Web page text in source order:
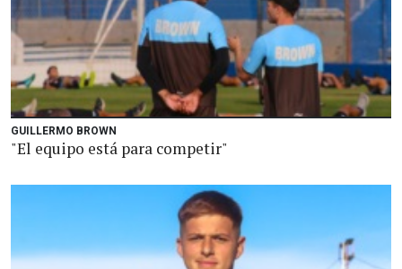
GUILLERMO BROWN
"El equipo está para competir"